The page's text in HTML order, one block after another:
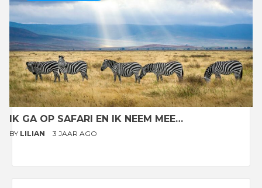
IK GA OP SAFARI EN IK NEEM MEE…
BY LILIAN 3 JAAR AGO